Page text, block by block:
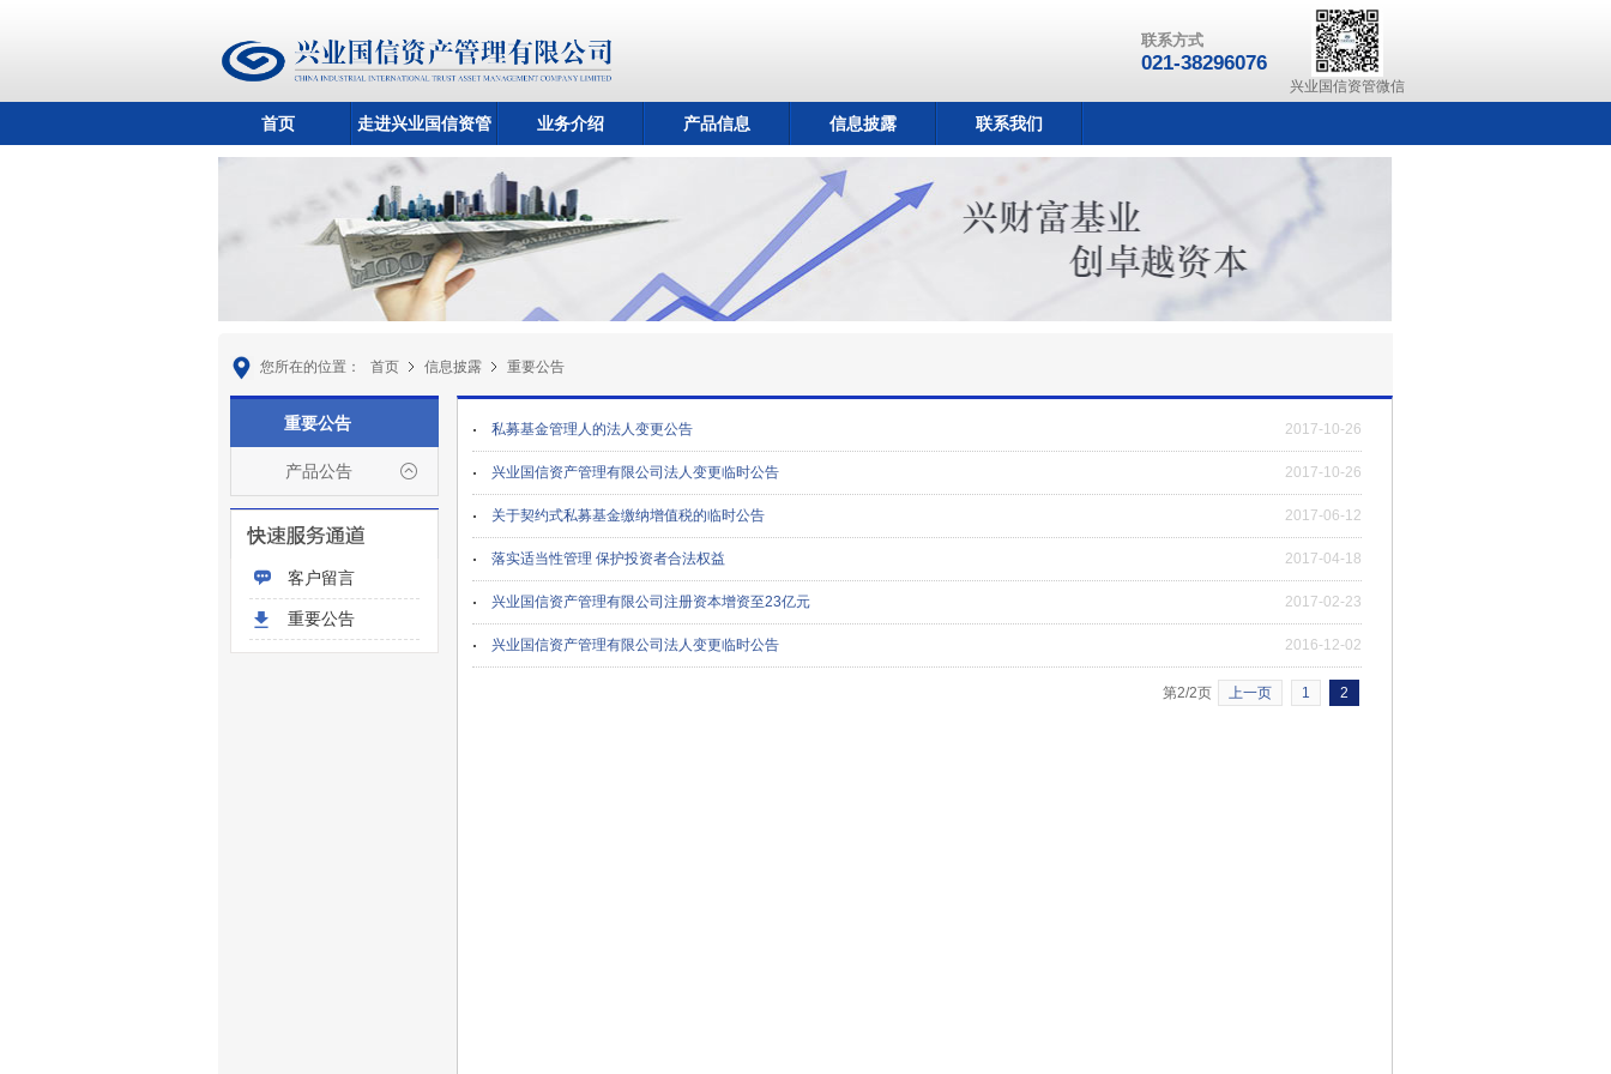
兴业国信资管微信
联系方式
021-38296076
首页 走进兴业国信资管 业务介绍 产品信息 信息披露 联系我们
您所在的位置： 首页 信息披露 重要公告
重要公告
产品公告
客户留言
重要公告
私募基金管理人的法人变更公告 2017-10-26
兴业国信资产管理有限公司法人变更临时公告 2017-10-26
关于契约式私募基金缴纳增值税的临时公告 2017-06-12
落实适当性管理 保护投资者合法权益 2017-04-18
兴业国信资产管理有限公司注册资本增资至23亿元 2017-02-23
兴业国信资产管理有限公司法人变更临时公告 2016-12-02
第2/2页 上一页 1 2